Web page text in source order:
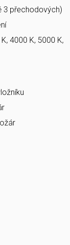
3 přechodových)
4000 K, 5000 K,